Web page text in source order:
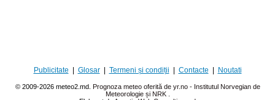
Publicitate Glosar| Termeni și condiții Contacte Noutati
© 2009-2026 meteo2.md. Prognoza meteo oferită de yr.no - Institutul Norvegian de
Meteorologie și NRK